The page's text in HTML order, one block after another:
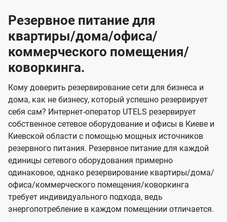
Резервное питание для
квартиры/дома/офиса/
коммерческого помещения/
коворкинга.
Кому доверить резервирование сети для бизнеса и
дома, как не бизнесу, который успешно резервирует
себя сам? Интернет-оператор UTELS резервирует
собственное сетевое оборудование и офисы в Киеве и
Киевской области с помощью мощных источников
резервного питания. Резервное питание для каждой
единицы сетевого оборудования примерно
одинаковое, однако резервирование квартиры/дома/
офиса/коммерческого помещения/коворкинга
требует индивидуального подхода, ведь
энергопотребление в каждом помещении отличается.